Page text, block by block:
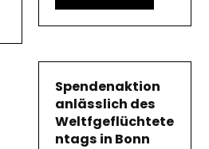
Spendenaktion
anlässlich des
Weltfgeflüchtete
ntags in Bonn